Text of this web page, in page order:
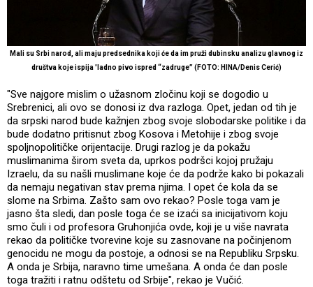
Mali su Srbi narod, ali maju predsednika koji će da im pruži dubinsku analizu glavnog iz
društva koje ispija 'ladno pivo ispred “zadruge” (FOTO: HINA/Denis Cerić)
"Sve najgore mislim o užasnom zločinu koji se dogodio u
Srebrenici, ali ovo se donosi iz dva razloga. Opet, jedan od tih je
da srpski narod bude kažnjen zbog svoje slobodarske politike i da
bude dodatno pritisnut zbog Kosova i Metohije i zbog svoje
spoljnopolitičke orijentacije. Drugi razlog je da pokažu
muslimanima širom sveta da, uprkos podršci kojoj pružaju
Izraelu, da su našli muslimane koje će da podrže kako bi pokazali
da nemaju negativan stav prema njima. I opet će kola da se
slome na Srbima. Zašto sam ovo rekao? Posle toga vam je
jasno šta sledi, dan posle toga će se izaći sa inicijativom koju
smo čuli i od profesora Gruhonjića ovde, koji je u više navrata
rekao da političke tvorevine koje su zasnovane na počinjenom
genocidu ne mogu da postoje, a odnosi se na Republiku Srpsku.
A onda je Srbija, naravno time umešana. A onda će dan posle
toga tražiti i ratnu odštetu od Srbije", rekao je Vučić.